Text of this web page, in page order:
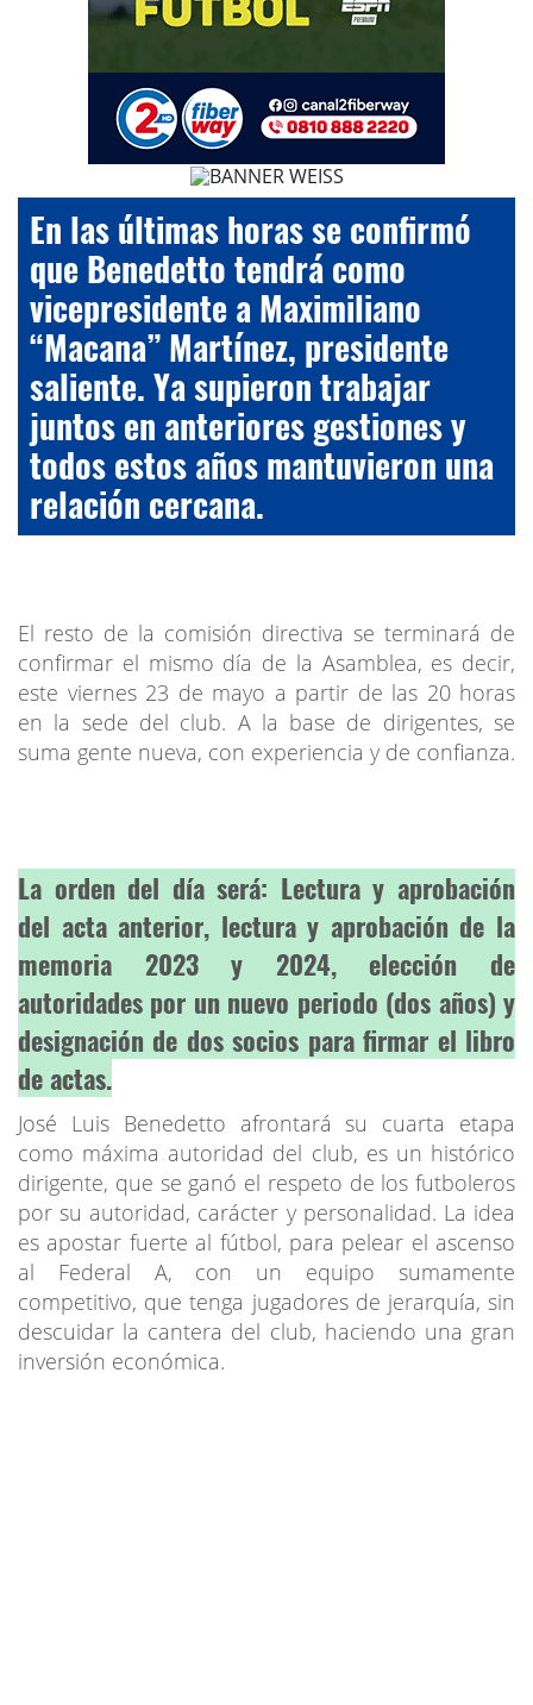
En las últimas horas se confirmó
que Benedetto tendrá como
vicepresidente a Maximiliano
“Macana” Martínez, presidente
saliente. Ya supieron trabajar
juntos en anteriores gestiones y
todos estos años mantuvieron una
relación cercana.
El resto de la comisión directiva se terminará de
confirmar el mismo día de la Asamblea, es decir,
este viernes 23 de mayo a partir de las 20 horas
en la sede del club. A la base de dirigentes, se
suma gente nueva, con experiencia y de confianza.
La orden del día será: Lectura y aprobación
del acta anterior, lectura y aprobación de la
memoria 2023 y 2024, elección de
autoridades por un nuevo periodo (dos años) y
designación de dos socios para firmar el libro
de actas.
José Luis Benedetto afrontará su cuarta etapa
como máxima autoridad del club, es un histórico
dirigente, que se ganó el respeto de los futboleros
por su autoridad, carácter y personalidad. La idea
es apostar fuerte al fútbol, para pelear el ascenso
al Federal A, con un equipo sumamente
competitivo, que tenga jugadores de jerarquía, sin
descuidar la cantera del club, haciendo una gran
inversión económica.